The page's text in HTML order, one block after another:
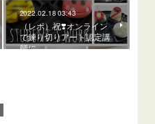
2022.02.18 03:43
（レポ）祝❣️オンライン
で練り切りアート認定講
師に